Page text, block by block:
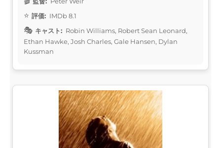
評価: IMDb 8.1
キャスト: Robin Williams, Robert Sean Leonard,
Ethan Hawke, Josh Charles, Gale Hansen, Dylan
Kussman